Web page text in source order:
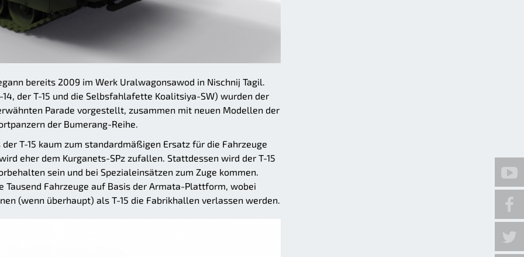
bereits 2009 im Werk Uralwagonsawod in Nischnij Tagil.
der T-15 und die Selbsfahlafette Koalitsiya-SW) wurden der
Parade vorgestellt, zusammen mit neuen Modellen der
der Bumerang-Reihe.
T-15 kaum zum standardmäßigen Ersatz für die Fahrzeuge
eher dem Kurganets-SPz zufallen. Stattdessen wird der T-15
sein und bei Spezialeinsätzen zum Zuge kommen.
Tausend Fahrzeuge auf Basis der Armata-Plattform, wobei
(wenn überhaupt) als T-15 die Fabrikhallen verlassen werden.